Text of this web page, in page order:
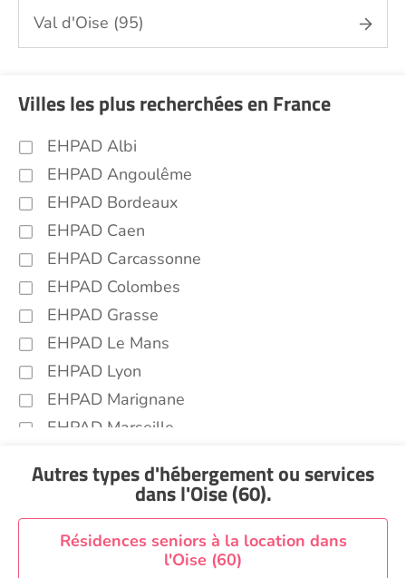
Val d'Oise (95)
Villes les plus recherchées en France
EHPAD Albi
EHPAD Angoulême
EHPAD Bordeaux
EHPAD Caen
EHPAD Carcassonne
EHPAD Colombes
EHPAD Grasse
EHPAD Le Mans
EHPAD Lyon
EHPAD Marignane
EHPAD Marseille
EHPAD Nantes
EHPAD Paris
Autres types d'hébergement ou services
dans l'Oise (60).
Résidences seniors à la location dans
l'Oise (60)